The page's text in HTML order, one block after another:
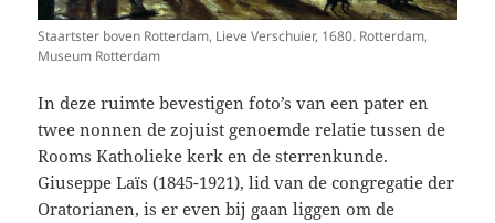
Staartster boven Rotterdam, Lieve Verschuier, 1680. Rotterdam,
Museum Rotterdam
In deze ruimte bevestigen foto’s van een pater en
twee nonnen de zojuist genoemde relatie tussen de
Rooms Katholieke kerk en de sterrenkunde.
Giuseppe Laïs (1845-1921), lid van de congregatie der
Oratorianen, is er even bij gaan liggen om de